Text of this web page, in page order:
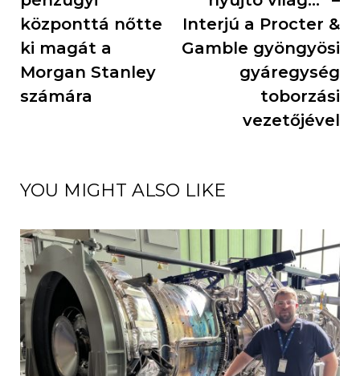
központtá nőtte
ki magát a
Morgan Stanley
számára
Interjú a Procter &
Gamble gyöngyösi
gyáregység
toborzási
vezetőjével
YOU MIGHT ALSO LIKE